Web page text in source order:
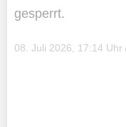
gesperrt.
08. Juli 2026, 17:14 Uhr